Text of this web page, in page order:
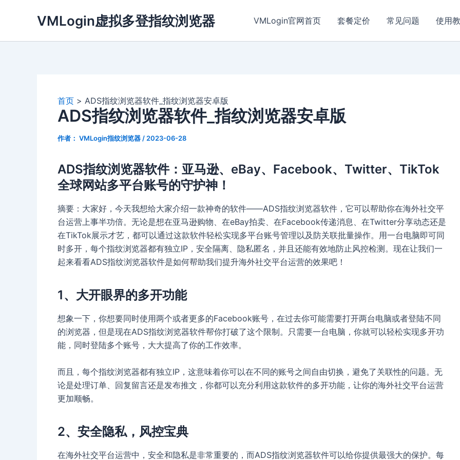
VMLogin虚拟多登指纹浏览器 VMLogin官网首页 套餐定价 常见问题 使用
首页 ADS指纹浏览器软件_指纹浏览器安卓版
ADS指纹浏览器软件_指纹浏览器安卓版
作者： VMLogin指纹浏览器 / 2023-06-28
ADS指纹浏览器软件：亚马逊、eBay、Facebook、Twitter、TikTok
全球网站多平台账号的守护神！
摘要：大家好，今天我想给大家介绍一款神奇的软件——ADS指纹浏览器软件，它可以帮助你在海外社交平
台运营上事半功倍。无论是想在亚马逊购物、在eBay拍卖、在Facebook传递消息、在Twitter分享动态还是
在TikTok展示才艺，都可以通过这款软件轻松实现多平台账号管理以及防关联批量操作。用一台电脑即可同
时多开，每个指纹浏览器都有独立IP，安全隔离、隐私匿名，并且还能有效地防止风控检测。现在让我们一
起来看看ADS指纹浏览器软件是如何帮助我们提升海外社交平台运营的效果吧！
1、大开眼界的多开功能
想象一下，你想要同时使用两个或者更多的Facebook账号，在过去你可能需要打开两台电脑或者登陆不同
的浏览器，但是现在ADS指纹浏览器软件帮你打破了这个限制。只需要一台电脑，你就可以轻松实现多开功
能，同时登陆多个账号，大大提高了你的工作效率。
而且，每个指纹浏览器都有独立IP，这意味着你可以在不同的账号之间自由切换，避免了关联性的问题。无
论是处理订单、回复留言还是发布推文，你都可以充分利用这款软件的多开功能，让你的海外社交平台运营
更加顺畅。
2、安全隐私，风控宝典
在海外社交平台运营中，安全和隐私是非常重要的，而ADS指纹浏览器软件可以给你提供最强大的保护。每